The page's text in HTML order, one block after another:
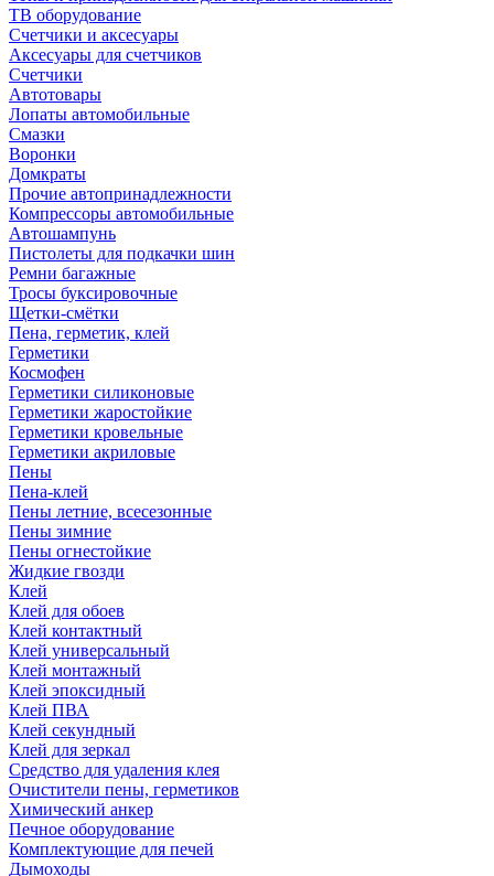
ТВ оборудование
Счетчики и аксесуары
Аксесуары для счетчиков
Счетчики
Автотовары
Лопаты автомобильные
Смазки
Воронки
Домкраты
Прочие автопринадлежности
Компрессоры автомобильные
Автошампунь
Пистолеты для подкачки шин
Ремни багажные
Тросы буксировочные
Щетки-смётки
Пена, герметик, клей
Герметики
Космофен
Герметики силиконовые
Герметики жаростойкие
Герметики кровельные
Герметики акриловые
Пены
Пена-клей
Пены летние, всесезонные
Пены зимние
Пены огнестойкие
Жидкие гвозди
Клей
Клей для обоев
Клей контактный
Клей универсальный
Клей монтажный
Клей эпоксидный
Клей ПВА
Клей секундный
Клей для зеркал
Средство для удаления клея
Очистители пены, герметиков
Химический анкер
Печное оборудование
Комплектующие для печей
Дымоходы